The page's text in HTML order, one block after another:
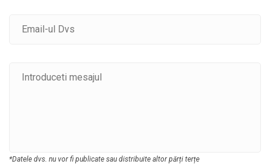
*Datele dvs. nu vor fi publicate sau distribuite altor părți terțe